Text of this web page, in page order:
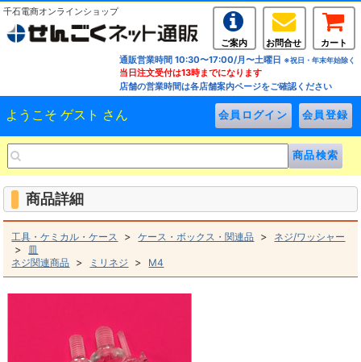
千石電商オンラインショップ
ご案内 お問合せ
カート
通販営業時間 10:30〜17:00/月〜土曜日 ※祝日・年末年始除く
当日注文受付は13時までになります
店舗の営業時間は各店舗案内ページをご確認ください
ようこそ ゲスト さん
商品詳細
工具・ケミカル・ケース >ケース・ボックス・関連品 > ネジ/ワッシャー
> 皿
ネジ関連商品
> ミリネジ > M4